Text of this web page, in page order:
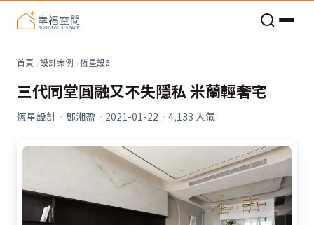
首頁 設計案例 恆星設計
三代同堂圓融又不失隱私 米蘭輕奢宅
恆星設計 · 鄧湘盈 · 2021-01-22 · 4,133 人氣